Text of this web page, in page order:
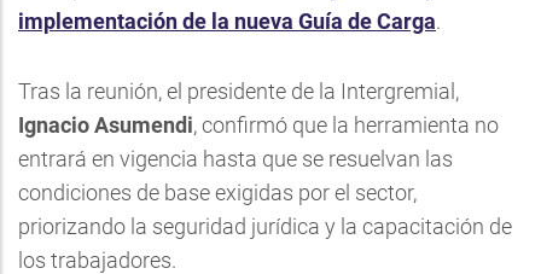
implementación de la nueva Guía de Carga.
Tras la reunión, el presidente de la Intergremial,
Ignacio Asumendi, confirmó que la herramienta no
entrará en vigencia hasta que se resuelvan las
condiciones de base exigidas por el sector,
priorizando la seguridad jurídica y la capacitación de
los trabajadores.